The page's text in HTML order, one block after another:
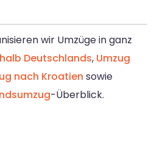
wir Umzüge in ganz
Deutschlands, Umzug
nach Kroatien sowie
-Überblick.